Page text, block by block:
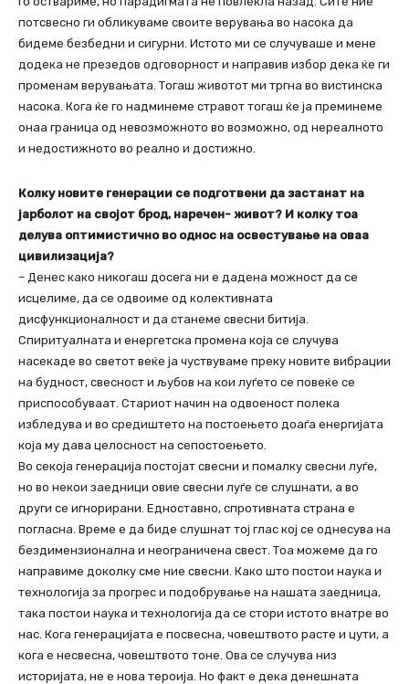
потсвесно ги обликуваме своите верувања во насока да
бидеме безбедни и сигурни. Истото ми се случуваше и мене
додека не презедов одговорност и направив избор дека ќе ги
променам верувањата. Тогаш животот ми тргна во вистинска
насока. Кога ќе го надминеме стравот тогаш ќе ја преминеме
онаа граница од невозможното во возможно, од нереалното
и недостижното во реално и достижно.
Колку новите генерации се подготвени да застанат на
јарболот на својот брод, наречен- живот? И колку тоа
делува оптимистично во однос на освестување на оваа
цивилизација?
– Денес како никогаш досега ни е дадена можност да се
исцелиме, да се одвоиме од колективната
дисфункционалност и да станеме свесни битија.
Спиритуалната и енергетска промена која се случува
насекаде во светот веќе ја чуствуваме преку новите вибрации
на будност, свесност и љубов на кои луѓето се повеќе се
приспособуваат. Стариот начин на одвоеност полека
избледува и во средиштето на постоењето доаѓа енергијата
која му дава целосност на сепостоењето.
Во секоја генерација постојат свесни и помалку свесни луѓе,
но во некои заедници овие свесни луѓе се слушнати, а во
други се игнорирани. Едноставно, спротивната страна е
погласна. Време е да биде слушнат тој глас кој се однесува на
бездимензионална и неограничена свест. Тоа можеме да го
направиме доколку сме ние свесни. Како што постои наука и
технологија за прогрес и подобрување на нашата заедница,
така постои наука и технологија да се стори истото внатре во
нас. Кога генерацијата е посвесна, човештвото расте и цути, а
кога е несвесна, човештвото тоне. Ова се случува низ
историјата, не е нова тероија. Но факт е дека денешната